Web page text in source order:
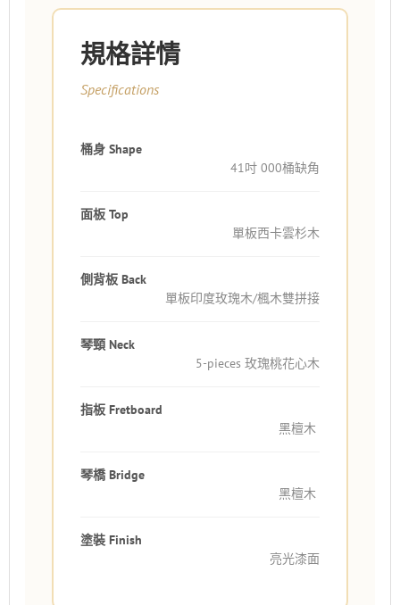
規格詳情
Specifications
桶身 Shape
41吋 000桶缺角
面板 Top
單板西卡雲杉木
側背板 Back
單板印度玫瑰木/楓木雙拼接
琴頸 Neck
5-pieces 玫瑰桃花心木
指板 Fretboard
黑檀木
琴橋 Bridge
黑檀木
塗裝 Finish
亮光漆面